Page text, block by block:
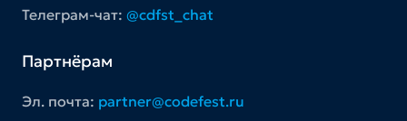
Телеграм-чат: @cdfst_chat
Партнёрам
Эл. почта: partner@codefest.ru